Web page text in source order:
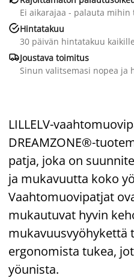
Ei aikarajaa - palauta mihin
Hintatakuu
30 päivän hintatakuu
Joustava toimitus
Sinun valitsemasi nopea ja
LILLELV-
DREAMZONE®-
patja, joka on
ja mukavuutta koko
Vaahtomuovipatjat
mukautuvat hyvin
mukavuusvyöhykettä
ergonomista tukea,
yöunista.